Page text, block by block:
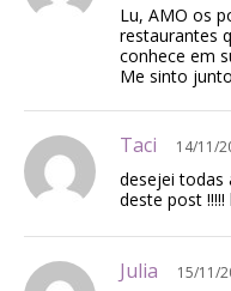
Lu, AMO os
restaurantes
conhece em
Me sinto
Taci 14/11/
desejei todas
deste post !!!!!
Julia 15/11/